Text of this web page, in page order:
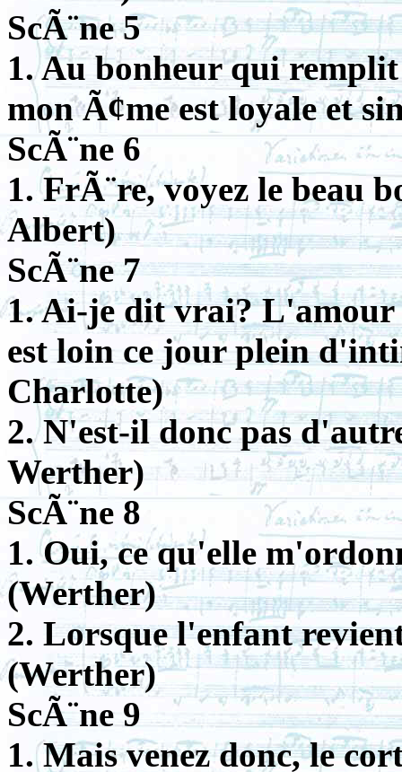
ScÃ¨ne 5
1. Au bonheur qui remplit
mon Ã¢me est loyale et
ScÃ¨ne 6
1. FrÃ¨re, voyez le beau
Albert)
ScÃ¨ne 7
1. Ai-je dit vrai? L'amour
est loin ce jour plein
Charlotte)
2. N'est-il donc pas
Werther)
ScÃ¨ne 8
1. Oui, ce qu'elle
(Werther)
2. Lorsque l'enfant
(Werther)
ScÃ¨ne 9
1. Mais venez donc, le